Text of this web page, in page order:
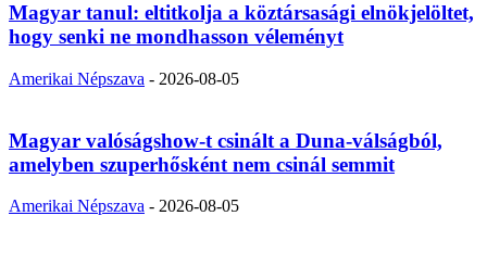
Magyar tanul: eltitkolja a köztársasági elnökjelöltet,
hogy senki ne mondhasson véleményt
Amerikai Népszava - 2026-08-05
Magyar valóságshow-t csinált a Duna-válságból,
amelyben szuperhősként nem csinál semmit
Amerikai Népszava - 2026-08-05